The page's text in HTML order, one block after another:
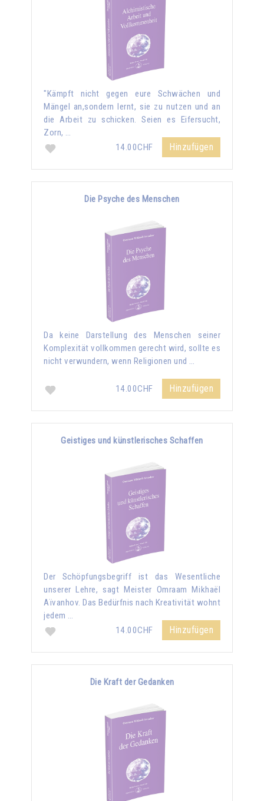
"Kämpft nicht gegen eure Schwächen und
Mängel an,sondern lernt, sie zu nutzen und an
die Arbeit zu schicken. Seien es Eifersucht,
Zorn, …
14.00CHF
Hinzufügen
Die Psyche des Menschen
Da keine Darstellung des Menschen seiner
Komplexität vollkommen gerecht wird, sollte es
nicht verwundern, wenn Religionen und …
14.00CHF Hinzufügen
Geistiges und künstlerisches Schaffen
Der Schöpfungsbegriff ist das Wesentliche
unserer Lehre, sagt Meister Omraam Mikhaël
Aïvanhov. Das Bedürfnis nach Kreativität wohnt
jedem …
14.00CHF
Hinzufügen
Die Kraft der Gedanken